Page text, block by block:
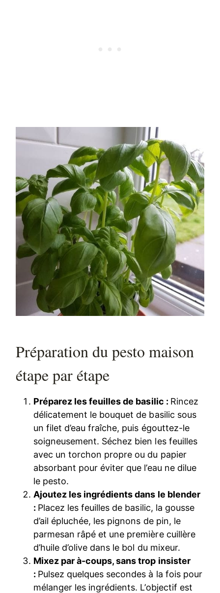
Préparation du pesto maison
étape par étape
Préparez les feuilles de basilic : Rincez
délicatement le bouquet de basilic sous
un filet d’eau fraîche, puis égouttez-le
soigneusement. Séchez bien les feuilles
avec un torchon propre ou du papier
absorbant pour éviter que l’eau ne dilue
le pesto.
Ajoutez les ingrédients dans le blender
: Placez les feuilles de basilic, la gousse
d’ail épluchée, les pignons de pin, le
parmesan râpé et une première cuillère
d’huile d’olive dans le bol du mixeur.
Mixez par à-coups, sans trop insister
: Pulsez quelques secondes à la fois pour
mélanger les ingrédients. L’objectif est